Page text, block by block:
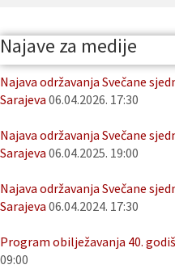
Najave za medije
Najava održavanja Svečane
Sarajeva 06.04.2026. 17:30
Najava održavanja Svečane
Sarajeva 06.04.2025. 19:00
Najava održavanja Svečane
Sarajeva 06.04.2024. 17:30
Program obilježavanja 40.
09:00